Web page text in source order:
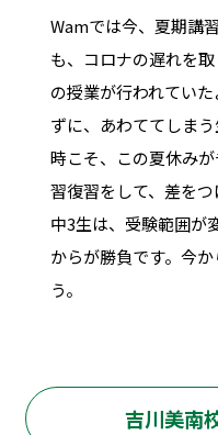
Wamでは今、夏期講
も、コロナの遅れを
の授業が行われてい
ずに、あわててしま
時こそ、この夏休み
習復習をして、差をつ
中3生は、受験範囲が
からが勝負です。今
う。
吉川美南